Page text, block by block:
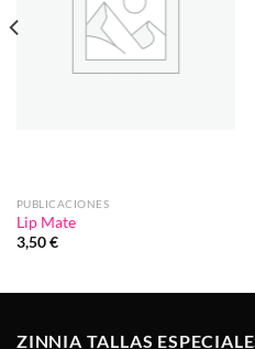
PUBLICACIONES
Lip Mate
3,50€
ZINNIA TALLAS